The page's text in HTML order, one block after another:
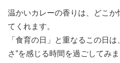
温かいカレーの香りは、どこ
てくれます。
「食育の日」と重なるこの日
さ”を感じる時間を過ごしてみ